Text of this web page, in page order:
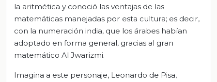
la aritmética y conoció las ventajas de las
matemáticas manejadas por esta cultura; es decir,
con la numeración india, que los árabes habían
adoptado en forma general, gracias al gran
matemático Al Jwarizmi.
Imagina a este personaje, Leonardo de Pisa,